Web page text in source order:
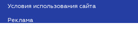
Условия использования сайта
Реклама